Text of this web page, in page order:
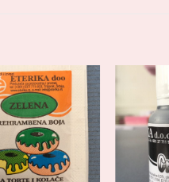
Zaprati
ovaj
artikal